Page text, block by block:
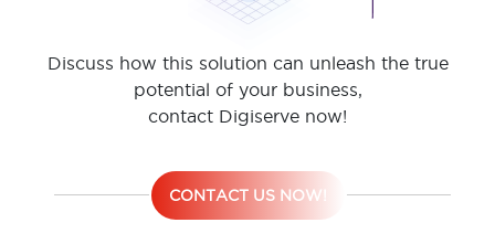
Discuss how this solution can unleash the true
potential of your business,
contact Digiserve now!
CONTACT US NOW!